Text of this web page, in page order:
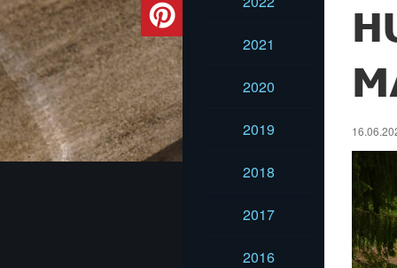
2021
2020
2019
2018
2017
2016